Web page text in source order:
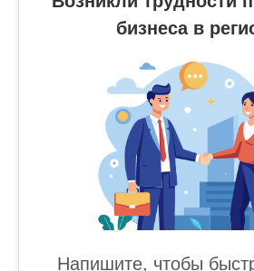
бизнеса в
Напишите, чтобы